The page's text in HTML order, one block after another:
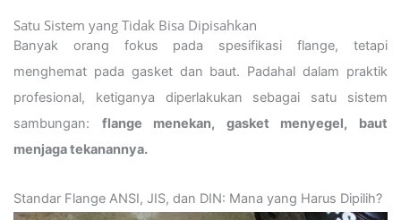
Satu Sistem yang Tidak Bisa Dipisahkan
Banyak orang fokus pada spesifikasi flange, tetapi
menghemat pada gasket dan baut. Padahal dalam praktik
profesional, ketiganya diperlakukan sebagai satu sistem
sambungan: flange menekan, gasket menyegel, baut
menjaga tekanannya.
Standar Flange ANSI, JIS, dan DIN: Mana yang Harus Dipilih?